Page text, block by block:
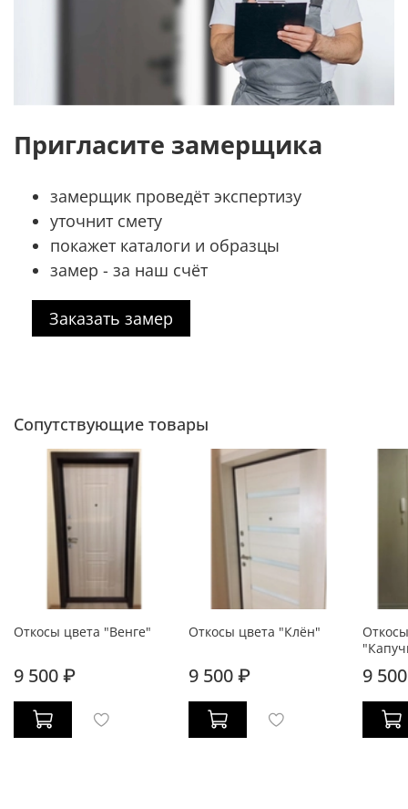
Пригласите замерщика
замерщик проведёт экспертизу
уточнит смету
покажет каталоги и образцы
замер - за наш счёт
Заказать замер
Сопутствующие товары
Откосы цвета "Венге"
9 500 ₽
Откосы цвета "Клён"
9 500 ₽ 9